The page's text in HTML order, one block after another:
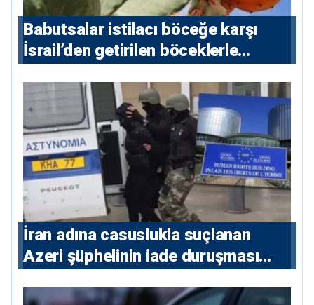
Babutsalar istilacı böceğe karşı
İsrail’den getirilen böceklerle
İran adına casuslukla suçlanan
Azeri şüphelinin iade duruşması